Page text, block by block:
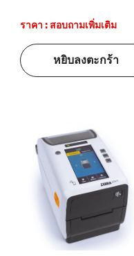
ราคา : สอบถามเพิ่มเติม
หยิบลงตะกร้า